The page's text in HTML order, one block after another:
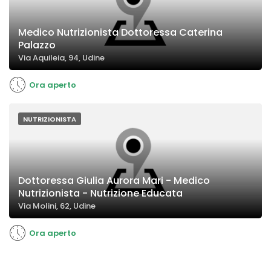
Medico Nutrizionista Dottoressa Caterina
Palazzo
Via Aquileia, 94, Udine
Ora aperto
NUTRIZIONISTA
Dottoressa Giulia Aurora Mari - Medico
Nutrizionista - Nutrizione Educata
Via Molini, 62, Udine
Ora aperto